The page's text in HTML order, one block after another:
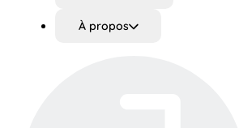
À propos